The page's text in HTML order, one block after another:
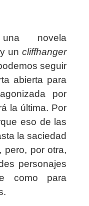
novela
uncliffhanger
seguir
abierta para
por
la última. Por
eso de las
la saciedad
pero, por otra,
personajes
como para